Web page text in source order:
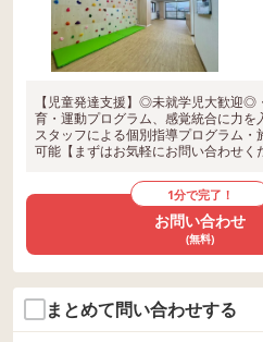
【児童発達支援】◎未就学児大歓迎◎
育・運動プログラム、感覚統合に力
スタッフによる個別指導プログラム
可能【まずはお気軽にお問い合わせく
1分で完了！
お問い合わせ
(無料)
まとめて問い合わせする